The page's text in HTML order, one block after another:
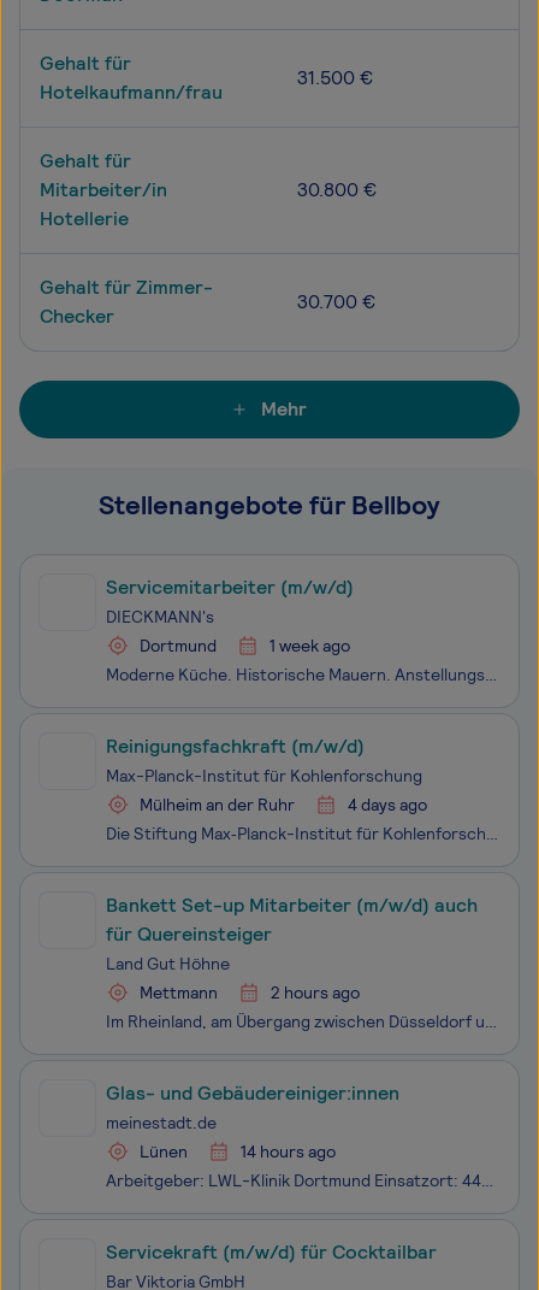
Gehalt für
Hotelkaufmann/frau
31.500 €
Gehalt für
Mitarbeiter/in
Hotellerie
30.800 €
Gehalt für Zimmer-
Checker
30.700 €
Mehr
Stellenangebote für Bellboy
Servicemitarbeiter (m/w/d)
DIECKMANN's
Dortmund
1 week ago
Moderne Küche. Historische Mauern. Anstellungsart: Vollzeit, Teilzeit
Reinigungsfachkraft (m/w/d)
Max-Planck-Institut für Kohlenforschung
Mülheim an der Ruhr
4 days ago
Die Stiftung Max‑Planck-Institut für Kohlenforschung in Mülheim an der Ruhr ist eine über 100 Jahre alte renommierte Forschungs­institution, die in ihrer Geschichte bereits zwei Nobelpreise erhalten hat. Das Institut beschäftigt sich mit der Grundlagen­forschung auf dem Gebiet der Katalyse, mit
Bankett Set-up Mitarbeiter (m/w/d) auch
für Quereinsteiger
Land Gut Höhne
Mettmann
2 hours ago
Im Rheinland, am Übergang zwischen Düsseldorf und Mettmann, nahe dem Neandertal liegt Land Gut Höhne. Das Bio-Hotel ist mit 135 Zimmern, 16 Veranstaltungsräumen, dem Gutshof-Restaurant und der Neandertal Therme in einen naturbelassenen Park eingebettet. Die Nähe zur A3, zu Großstätten und zum Flugha
Glas- und Gebäudereiniger:innen
meinestadt.de
Lünen
14 hours ago
Arbeitgeber: LWL-Klinik Dortmund Einsatzort: 44532 Lünen Bereichern Sie unser Team als Glas- und Gebäudereiniger:innen für die LWL-Klinik für Forensische Psychiatrie (Lippeklinik) Lünen Lünen | Vollzeit, Teilzeit | Unbefristet | zum 01.01.2027 Erleben Sie echte Unterstützung und Zusammenhalt
Servicekraft (m/w/d) für Cocktailbar
Bar Viktoria GmbH